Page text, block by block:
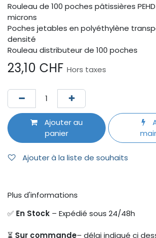
Rouleau de 100 poches pâtissières
microns
Poches jetables en polyéthylène
densité
Rouleau distributeur de 100 poches
23,10 CHF Hors taxes
Ajouter au
panier
Ajouter à la liste de souhaits
Plus d'informations
✅ En Stock – Expédié sous 24/48h
⏳ Sur commande– délai indiqué ci